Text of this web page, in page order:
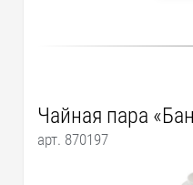
Чайная пара
арт. 870197